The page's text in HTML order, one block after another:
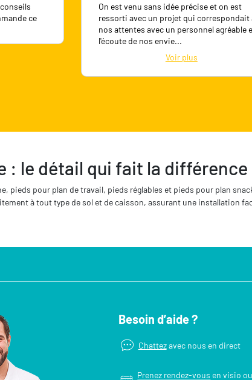
ce
On est venu sans idée précise et on est
ressorti avec un projet qui correspondait
nos attentes avec un personnel agréable
l'écoute de nos envie...
Voir plus
: le détail qui fait la différence
pieds pour plan de travail, pieds réglables et pieds pour plan
à tout type de sol et de caisson, assurant une installation
Besoin d’aide ?
Chattezavec nous en direct
Prenez rendez-vous en visio